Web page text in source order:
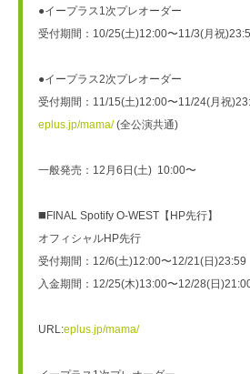
●イープラス1次プレオーダー
受付期間：10/25(土)12:00〜11/3(月祝
●イープラス2次プレオーダー
eplus.jp/mama/ (全公演共通)
一般発売：12月6日(土)  10:00〜
◼️FINAL Spotify O-WEST【HP先行】
オフィシャルHP先行
受付期間：12/6(土)12:00〜12/21(日)23:59
入金期間：12/25(木)13:00〜12/28(日
URL:eplus.jp/mama/